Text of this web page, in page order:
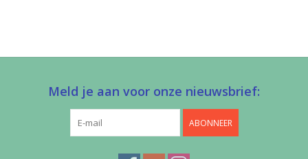
Meld je aan voor onze nieuwsbrief:
ABONNEER